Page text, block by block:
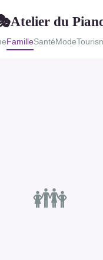
Atelier du
FamilleSantéMode
👪